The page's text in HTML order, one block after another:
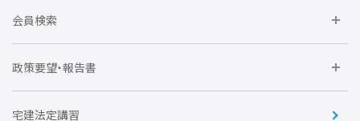
全住協NET
不動産後見アドバイザー資格講習
会
全住協ビジネスショップ
運営組織
トライアル会員制度
会員検索
企業会員
賛助会員
政策要望・報告書
住宅・土地税制改正要望
宅建法定講習